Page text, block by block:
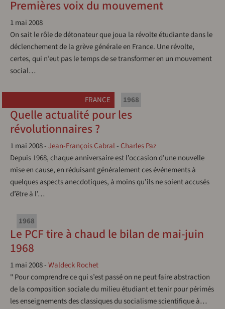
Premières voix du mouvement
1 mai 2008
On sait le rôle de détonateur que joua la révolte étudiante dans le
déclenchement de la grève générale en France. Une révolte,
certes, qui n’eut pas le temps de se transformer en un mouvement
social…
FRANCE 1968
Quelle actualité pour les
révolutionnaires ?
1 mai 2008-Jean-François Cabral- Charles Paz
Depuis 1968, chaque anniversaire est l’occasion d’une nouvelle
mise en cause, en réduisant généralement ces événements à
quelques aspects anecdotiques, à moins qu’ils ne soient accusés
d’être à l’…
1968
Le PCF tire à chaud le bilan de mai-juin
1968
1 mai 2008-Waldeck Rochet
" Pour comprendre ce qui s’est passé on ne peut faire abstraction
de la composition sociale du milieu étudiant et tenir pour périmés
les enseignements des classiques du socialisme scientifique à…